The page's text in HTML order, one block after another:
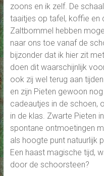
zoons en ik zelf. De
taaitjes op tafel, koffie en
Zaltbommel hebben
naar ons toe vanaf de
bijzonder dat ik hier zit
doen dit waarschijnlijk
ook zij wel terug aan
en zijn Pieten gewoon
cadeautjes in de schoen,
in de klas. Zwarte Pieten
spontane ontmoetingen
als hoogte punt natuurlijk
Een haast magische tijd,
door de schoorsteen?